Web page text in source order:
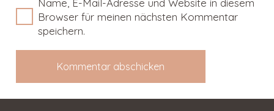
Browser für meinen nächsten Kommentar
speichern.
Kommentar abschicken